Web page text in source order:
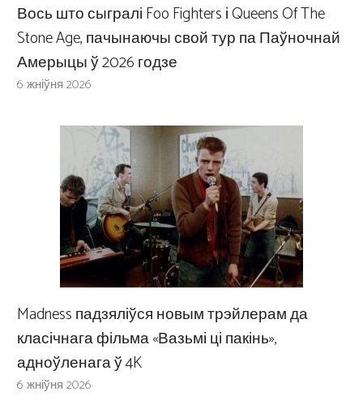
Вось што сыгралі Foo Fighters і Queens Of The
Stone Age, пачынаючы свой тур па Паўночнай
Амерыцы ў 2026 годзе
6 жніўня 2026
Madness падзяліўся новым трэйлерам да
класічнага фільма «Вазьмі ці пакінь»,
адноўленага ў 4K
6 жніўня 2026